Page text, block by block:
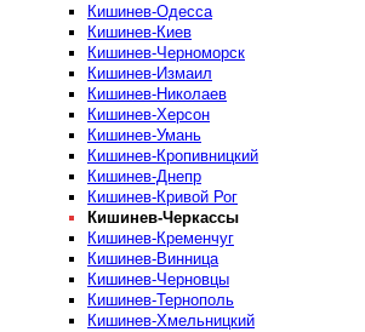
Кишинев-Одесса
Кишинев-Киев
Кишинев-Черноморск
Кишинев-Измаил
Кишинев-Николаев
Кишинев-Херсон
Кишинев-Умань
Кишинев-Кропивницкий
Кишинев-Днепр
Кишинев-Кривой Рог
Кишинев-Черкассы
Кишинев-Кременчуг
Кишинев-Винница
Кишинев-Черновцы
Кишинев-Тернополь
Кишинев-Хмельницкий